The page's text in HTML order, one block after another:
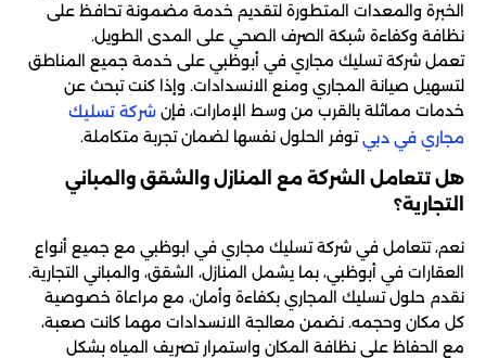
الخبرة والمعدات المتطورة لتقديم خدمة مضمونة تحافظ على
نظافة وكفاءة شبكة الصرف الصحي على المدى الطويل.
تعمل شركة تسليك مجاري في أبوظبي على خدمة جميع المناطق
لتسهيل صيانة المجاري ومنع الانسدادات. وإذا كنت تبحث عن
خدمات مماثلة بالقرب من وسط الإمارات، فإن شركة تسليك
مجاري في دبيتوفر الحلول نفسها لضمان تجربة متكاملة.
هل تتعامل الشركة مع المنازل والشقق والمباني
التجارية؟
نعم، تتعامل في شركة تسليك مجاري في ابوظبي مع جميع أنواع
العقارات في أبوظبي، بما يشمل المنازل، الشقق، والمباني التجارية.
نقدم حلول تسليك المجاري بكفاءة وأمان، مع مراعاة خصوصية
كل مكان وحجمه. نضمن معالجة الانسدادات مهما كانت صعبة،
مع الحفاظ على نظافة المكان واستمرار تصريف المياه بشكل